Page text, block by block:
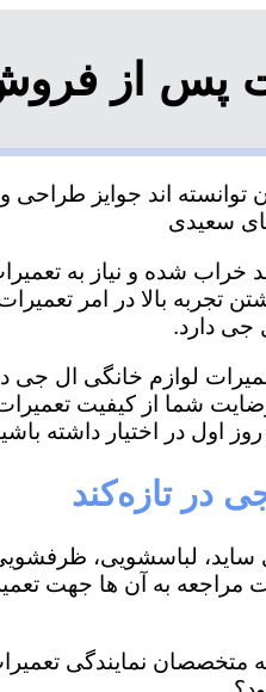
پس از
اند جوایز
شده و نیاز به
تجربه بالا در امر
جی دارد.
لوازم خانگی ال جی
شما از کیفیت
اول در اختیار داشته
در تازه‌کند
لباسشویی،
به آن ها جهت
نمایندگی